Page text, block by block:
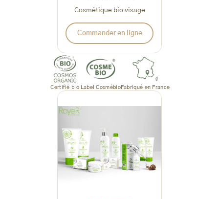
Cosmétique bio visage
Commander en ligne
Certifié bio Label CosmébioFabriqué en France